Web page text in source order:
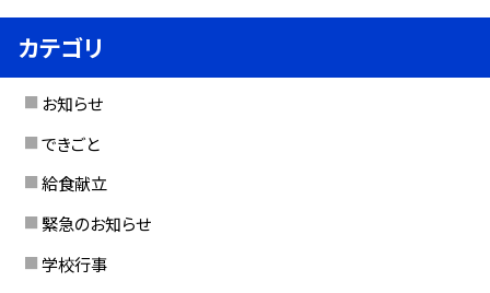
カテゴリ
お知らせ
できごと
給食献立
緊急のお知らせ
学校行事